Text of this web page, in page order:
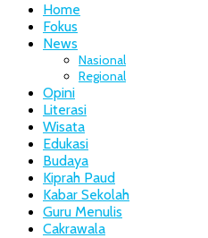
Home
Fokus
News
Nasional
Regional
Opini
Literasi
Wisata
Edukasi
Budaya
Kiprah Paud
Kabar Sekolah
Guru Menulis
Cakrawala